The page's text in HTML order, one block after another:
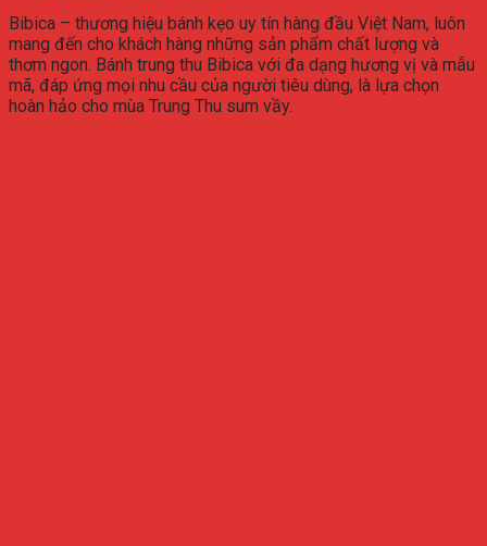
Bibica – thương hiệu bánh kẹo uy tín hàng đầu Việt Nam, luôn
mang đến cho khách hàng những sản phẩm chất lượng và
thơm ngon. Bánh trung thu Bibica với đa dạng hương vị và mẫu
mã, đáp ứng mọi nhu cầu của người tiêu dùng, là lựa chọn
hoàn hảo cho mùa Trung Thu sum vầy.